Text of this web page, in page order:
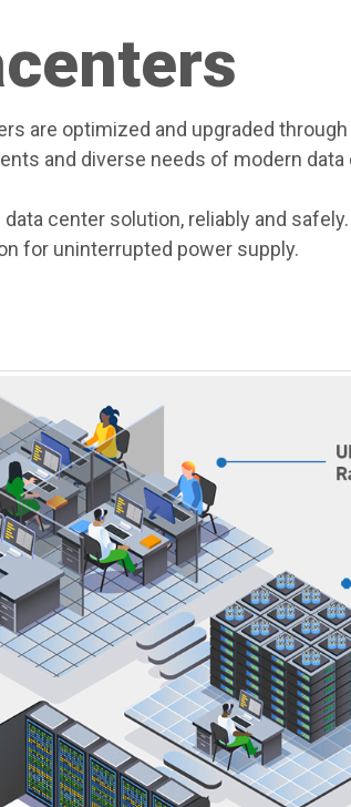
are optimized and upgraded
and diverse needs of modern
center solution, reliably and safely.
for uninterrupted power supply.